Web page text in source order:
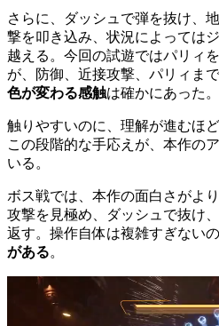
さらに、ダッシュで弾を抜け、
撃を叩き込み、状況によっては
越える。今回の試遊ではパリィ
が、防御、近接攻撃、パリィま
色が変わる感触は確かにあった。
触りやすいのに、理解が進むほ
この段階的な手応えが、本作の
いる。
ボス戦では、本作の面白さがよ
攻撃を見極め、ダッシュで抜け
返す。操作自体は複雑すぎないの
がある。